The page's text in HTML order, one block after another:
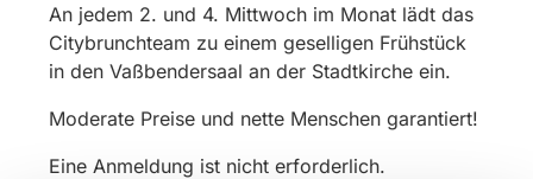
An jedem 2. und 4. Mittwoch im Monat lädt das
Citybrunchteam zu einem geselligen Frühstück
in den Vaßbendersaal an der Stadtkirche ein.
Moderate Preise und nette Menschen garantiert!
Eine Anmeldung ist nicht erforderlich.